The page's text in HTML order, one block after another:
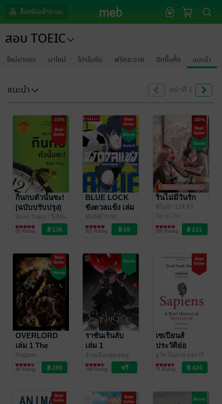
ล็อกอินเข้าระบบ
สอบ TOEIC
ใหม่มาแรง มาใหม่ โปรโมชัน ฟรีกระจาย ฮิตขึ้นหิ้ง แนะนำ
แนะนำ หน้าที่ 1
-15%
กินกบตัวนั้นซะ!
(ฉบับปรับปรุง)
(Eat That
Frog! [3rd
Edition])
Brian Tracy / วีเลิร์น
(WELEARN)
จิตวิทยา
26 Rating
BLUE LOCK
ขังดวลแข้ง เล่ม
1
MUNEYUKI
KANESHIRO/
Vibulkij Publishing
การ์ตูนทั่วไป
327 Rating
-40%
มีไม่เยอะ สอยโลด
รินไม่มีวันรัก
พีโอนี / 124 KT
นิยาย Girl
Love/Yuri
590 Rating
OVERLORD
เล่ม 1 The
undead king
ราชันอมตะ
Kugane
Maruyama
DEXPRESS
ไลท์โนเวล
44 Rating
ราชันเร้นลับ
เล่ม 1
อ้ายเฉียนสุ่ยเตออู
เจ๋ย/ Ink Stone
นิยายแฟนตาซี
169 Rating
เซเปียนส์
ประวัติย่อ
มนุษยชาติ :
Sapiens A
Brief History
ยูวัล โนอาห์ แฮรารี
เขียน ดร.นำชัย ชีววิ
วรรธน์ แปล/ ยิปซี
ประวัติศาสตร์
71 Rating